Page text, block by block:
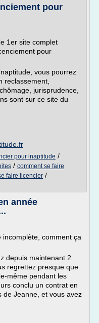
pour
1er site complet
pour
vous pourrez
reclassement,
jurisprudence,
sont sur ce site du
pour inaptitude /
/ comment se faire
faire licencier /
année
comment ça
depuis maintenant 2
regrettez presque que
même pendant les
conclu un contrat en
de Jeanne, et vous avez